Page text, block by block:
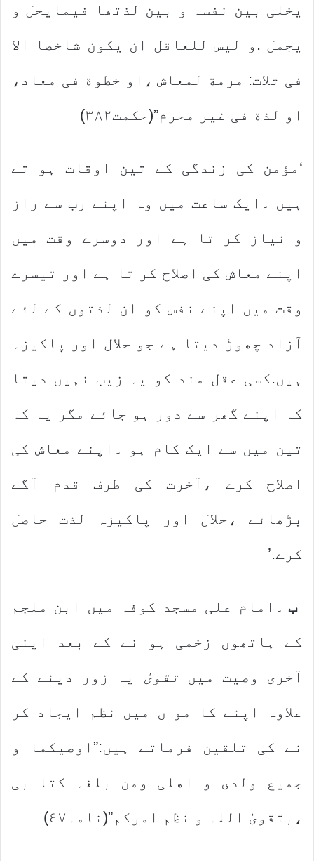
یخلی بین نفسہ و بین لذتھا فیمایحل و
یجمل .و لیس للعاقل ان یکون شاخصا الا
فی ثلاث: مرمة لمعاش ،او خطوة فی معاد،
او لذة فی غیر محرم”(حکمت٣٨٢)
‘مؤمن کی زندگی کے تین اوقات ہو تے
ہیں ۔ایک ساعت میں وہ اپنے رب سے راز
و نیاز کر تا ہے اور دوسرے وقت میں
اپنے معاش کی اصلاح کر تا ہے اور تیسرے
وقت میں اپنے نفس کو ان لذتوں کے لئے
آزاد چھوڑ دیتا ہے جو حلال اور پاکیزہ
ہیں.کسی عقل مند کو یہ زیب نہیں دیتا
کہ اپنے گھر سے دور ہو جائے مگر یہ کہ
تین میں سے ایک کام ہو ۔اپنے معاش کی
اصلاح کرے ،آخرت کی طرف قدم آگے
بڑھائے ،حلال اور پاکیزہ لذت حاصل
کرے.’
ب ۔امام علی مسجد کوفہ میں ابن ملجم
کے ہاتھوں زخمی ہو نے کے بعد اپنی
آخری وصیت میں تقویٰ پہ زور دینے کے
علاوہ اپنے کا مو ں میں نظم ایجاد کر
نے کی تلقین فرماتے ہیں:”اوصیکما و
جمیع ولدی و اھلی ومن بلغہ کتا بی
،بتقویٰ اللہ و نظم امرکم”(نامہ٤٧)